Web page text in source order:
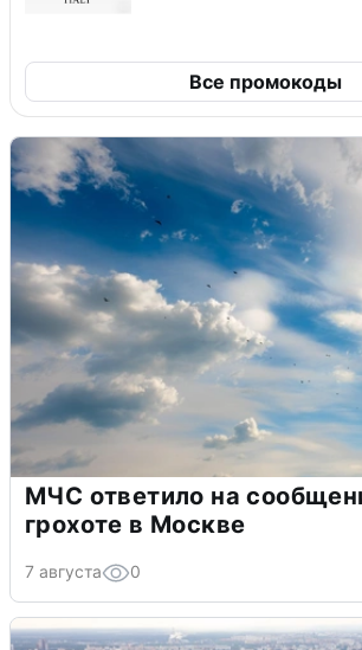
Все промокоды
МЧС ответило на
грохоте в Москве
7 августа 0